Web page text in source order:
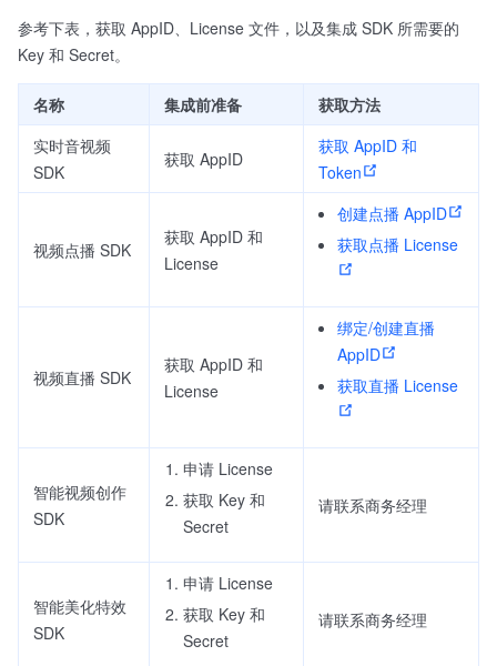
参考下表，获取 AppID、License 文件，以及集成 SDK 所需要的
Key 和 Secret。
名称 集成前准备
获取方法
实时音视频
SDK
获取 AppID
获取 AppID 和
Token
视频点播 SDK
获取 AppID 和
License
创建点播 AppID
获取点播 License
视频直播 SDK
获取 AppID 和
License
绑定/创建直播
AppID
获取直播 License
智能视频创作
SDK
申请 License
获取 Key 和
Secret
请联系商务经理
智能美化特效
SDK
申请 License
获取 Key 和
Secret
请联系商务经理